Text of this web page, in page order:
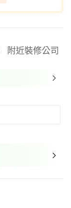
附近裝修公司